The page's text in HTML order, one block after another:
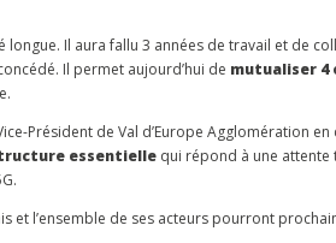
Il aura fallu 3 années de travail et de
Il permet aujourd’hui de mutualiser 4
Président de Val d’Europe Agglomération
essentiellequi répond à une attente
et l’ensemble de ses acteurs pourront